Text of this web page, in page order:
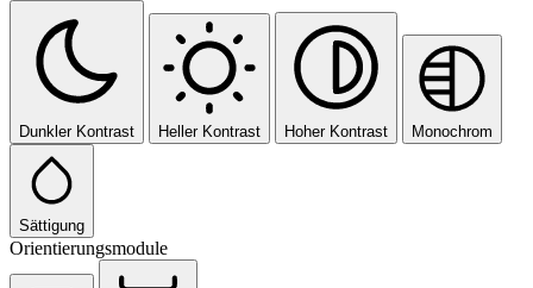
Dunkler Kontrast Heller Kontrast Hoher Kontrast Monochrom
Sättigung
Orientierungsmodule